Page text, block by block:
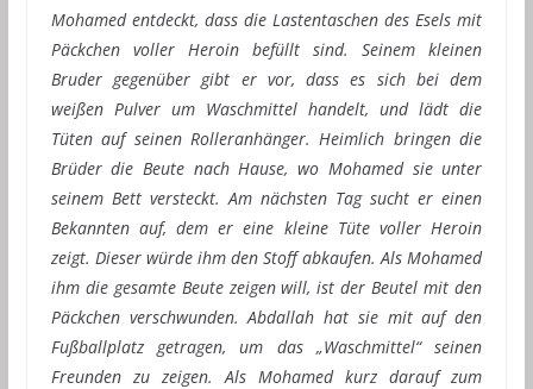
Mohamed entdeckt, dass die Lastentaschen des Esels mit
Päckchen voller Heroin befüllt sind. Seinem kleinen
Bruder gegenüber gibt er vor, dass es sich bei dem
weißen Pulver um Waschmittel handelt, und lädt die
Tüten auf seinen Rolleranhänger. Heimlich bringen die
Brüder die Beute nach Hause, wo Mohamed sie unter
seinem Bett versteckt. Am nächsten Tag sucht er einen
Bekannten auf, dem er eine kleine Tüte voller Heroin
zeigt. Dieser würde ihm den Stoff abkaufen. Als Mohamed
ihm die gesamte Beute zeigen will, ist der Beutel mit den
Päckchen verschwunden. Abdallah hat sie mit auf den
Fußballplatz getragen, um das „Waschmittel“ seinen
Freunden zu zeigen. Als Mohamed kurz darauf zum